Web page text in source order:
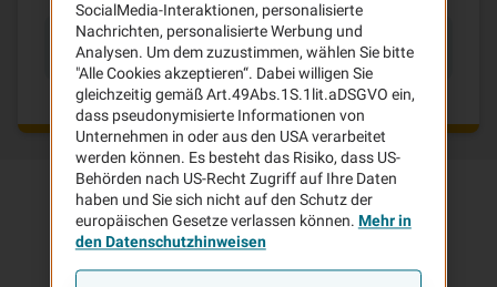
Häufig gesuchte Anliegen
HäufigeFragenundAntworten
SocialMedia-Interaktionen, personalisierte
Nachrichten, personalisierte Werbung und
Analysen. Um dem zuzustimmen, wählen Sie bitte
"Alle Cookies akzeptieren“. Dabei willigen Sie
gleichzeitig gemäß Art.49Abs.1S.1lit.aDSGVO ein,
dass pseudonymisierte Informationen von
Unternehmen in oder aus den USA verarbeitet
werden können. Es besteht das Risiko, dass US-
Behörden nach US-Recht Zugriff auf Ihre Daten
haben und Sie sich nicht auf den Schutz der
europäischen Gesetze verlassen können. Mehr in
den Datenschutzhinweisen